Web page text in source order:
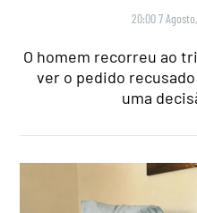
20:00 7
O homem recorreu ao
ver o pedido
uma